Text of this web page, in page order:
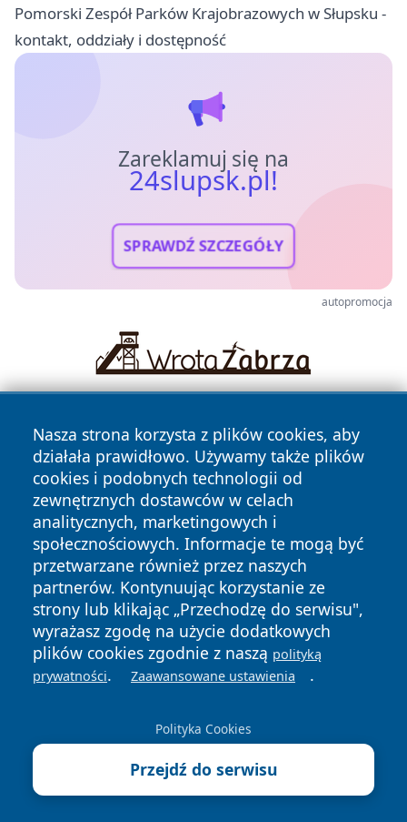
Pomorski Zespół Parków Krajobrazowych w Słupsku -
kontakt, oddziały i dostępność
Zareklamuj się na
24slupsk.pl!
SPRAWDŹ SZCZEGÓŁY
autopromocja
Nasza strona korzysta z plików cookies, aby
działała prawidłowo. Używamy także plików
cookies i podobnych technologii od
zewnętrznych dostawców w celach
analitycznych, marketingowych i
społecznościowych. Informacje te mogą być
przetwarzane również przez naszych
partnerów. Kontynuując korzystanie ze
strony lub klikając „Przechodzę do serwisu",
wyrażasz zgodę na użycie dodatkowych
plików cookies zgodnie z naszą polityką
prywatności. Zaawansowane ustawienia .
Polityka Cookies
Przejdź do serwisu
Copyright © 2026 24slupsk.pl Wszystkie prawa zastrzeżone.
News Autorzy
Polityka
Prywatności
Polityka
Cookies